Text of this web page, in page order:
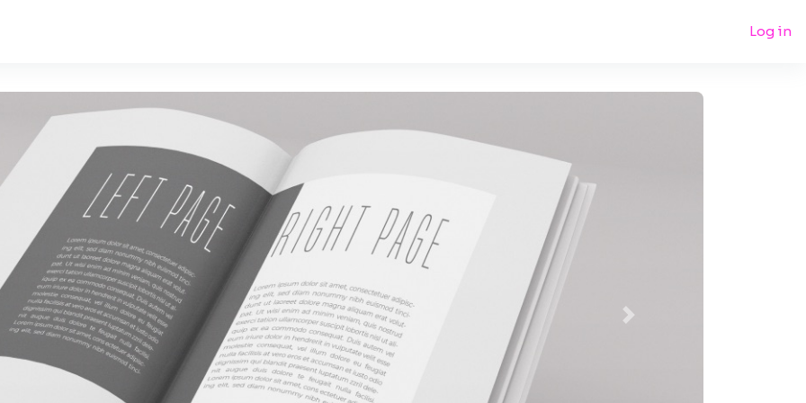
Log in
Next